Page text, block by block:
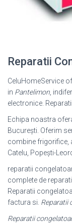
Reparatii
CeluHomeService
in Pantelimon ,
electronice. Reparatii
Echipa noastra
București. Oferim
combine frigorifice,
Catelu, Popești-
reparatii
complete de
Reparatii
factura si. Reparatii
Reparatii